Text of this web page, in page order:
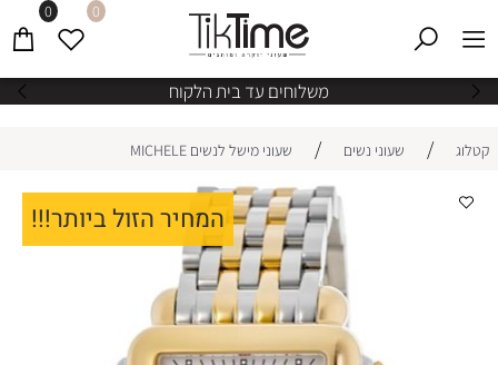
משלוחים עד בית הלקוח
0 0
קטלוג / שעוני נשים / שעוני מישל לנשים MICHELE
המחיר הזול ביותר!!!